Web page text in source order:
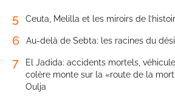
5 Ceuta, Melilla et les miroirs de
6 Au-delà de Sebta: les racines du désir
7
El Jadida: accidents mortels,
colère monte sur la «route de la
Oulja